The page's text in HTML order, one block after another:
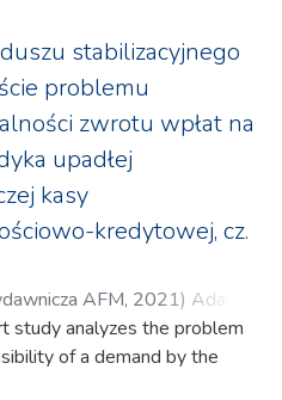
stabilizacyjnego
problemu
zwrotu wpłat na
upadłej
kasy
kredytowej, cz.
AFM, 2021) Adamus,
study analyzes the problem
of a demand by the